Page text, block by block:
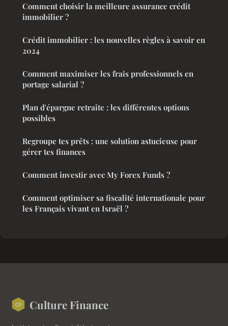
Comment choisir la meilleure assurance crédit
immobilier ?
Crédit immobilier : les nouvelles règles à savoir en
2024
Comment maximiser les frais professionnels en
portage salarial ?
Plan d'épargne retraite : les différentes options
possibles
Regroupe tes prêts : une solution astucieuse pour
gérer tes finances
Comment investir avec My Forex Funds ?
Comment optimiser sa fiscalité internationale pour
les Français vivant en Israël ?
Culture Finance